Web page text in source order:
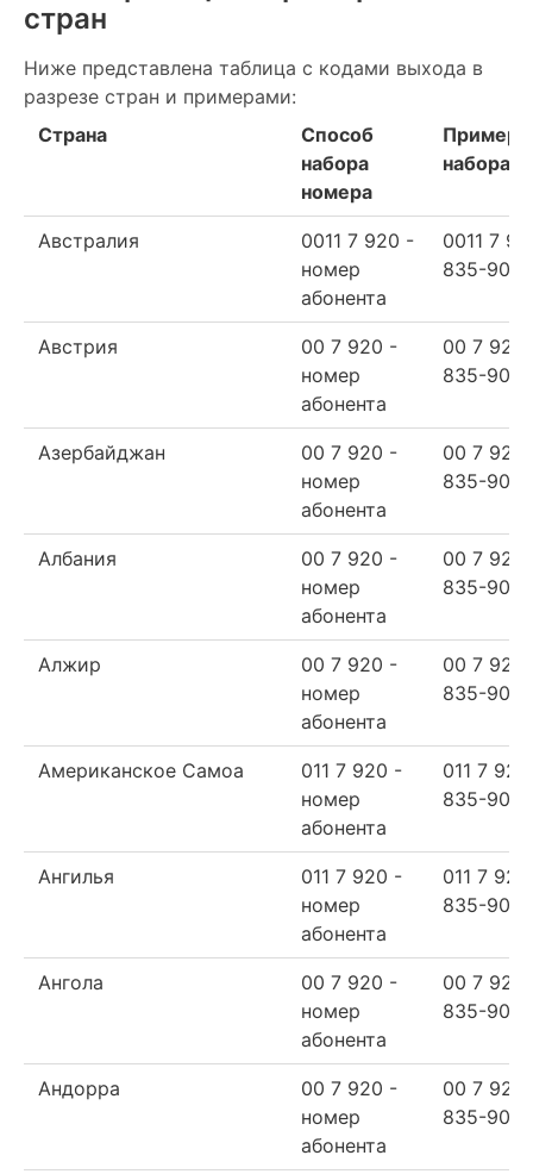
стран
Ниже представлена таблица с кодами выхода в
разрезе стран и примерами:
Страна
Способ
набора
номера
Пример
набора
Австралия
0011 7 920 -
номер
абонента
0011 7
835-90-
Австрия
00 7 920 -
номер
абонента
00 7 920
835-90-
Азербайджан
00 7 920 -
номер
абонента
00 7 920
835-90-
Албания
00 7 920 -
номер
абонента
00 7 920
835-90-
Алжир
00 7 920 -
номер
абонента
00 7 920
835-90-
Американское Самоа
011 7 920 -
номер
абонента
011 7 920
835-90-
Ангилья
011 7 920 -
номер
абонента
011 7 920
835-90-
Ангола
00 7 920 -
номер
абонента
00 7 920
835-90-
Андорра
00 7 920 -
номер
абонента
00 7 920
835-90-